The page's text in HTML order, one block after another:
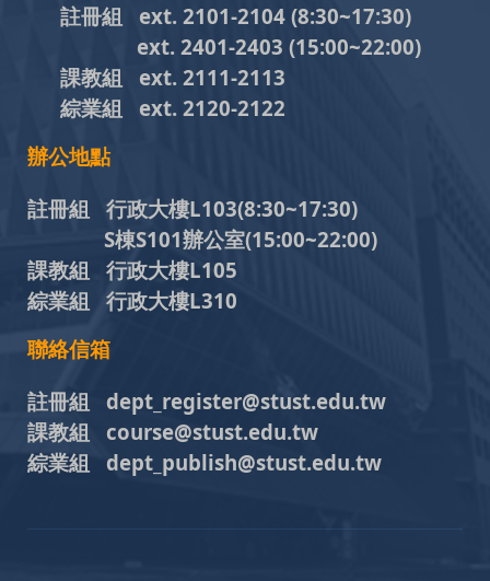
註冊組 ext. 2101-2104 (8:30~17:30)
ext. 2401-2403 (15:00~22:00)
課教組 ext. 2111-2113
綜業組
ext. 2120-2122
辦公地點
註冊組 行政大樓L103(8:30~17:30)
S棟S101辦公室(15:00~22:00)
課教組 行政大樓L105
綜業組 行政大樓L310
聯絡信箱
註冊組 dept_register@stust.edu.tw
課教組 course@stust.edu.tw
綜業組 dept_publish@stust.edu.tw